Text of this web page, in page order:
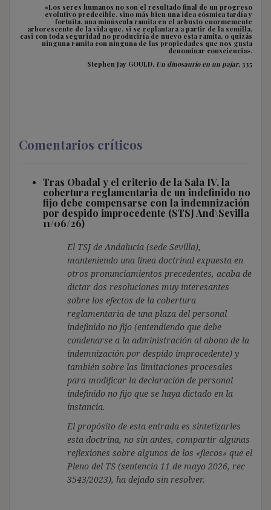
«Los seres humanos no son el resultado final de un progreso
evolutivo predecible, sino más bien una idea cósmica tardía y
fortuita, una minúscula ramita en el arbusto enormemente
arborescente de la vida que, si se replantara a partir de la semilla,
casi con toda seguridad no produciría de nuevo esta ramita, o quizás
ninguna ramita con ninguna de las propiedades que nos gusta
denominar consciencia».
Stephen Jay GOULD, Un dinosaurio en un pajar, 335
Comentarios críticos
Tras Obadal y el criterio de la Sala IV, la
cobertura reglamentaria de un indefinido no
fijo debe compensarse con la indemnización
por despido improcedente (STSJ And\Sevilla
11/06/26)
El TSJ de Andalucía (sede Sevilla),
manteniendo una línea doctrinal expuesta en
otros pronunciamientos precedentes, acaba de
dictar dos resoluciones muy interesantes
sobre los efectos de la cobertura
reglamentaria de una plaza del personal
indefinido no fijo (entendiendo que debe
condenarse a la administración al abono de la
indemnización por despido improcedente) y
también sobre las limitaciones procesales
para modificar la declaración de personal
indefinido no fijo que se haya dictado en la
instancia.
El propósito de esta entrada es sintetizarles
esta doctrina, no sin antes, compartir algunas
reflexiones sobre algunos de los «flecos» que el
Pleno del TS (sentencia 11 de mayo 2026, rec
3543/2023), ha dejado sin resolver.